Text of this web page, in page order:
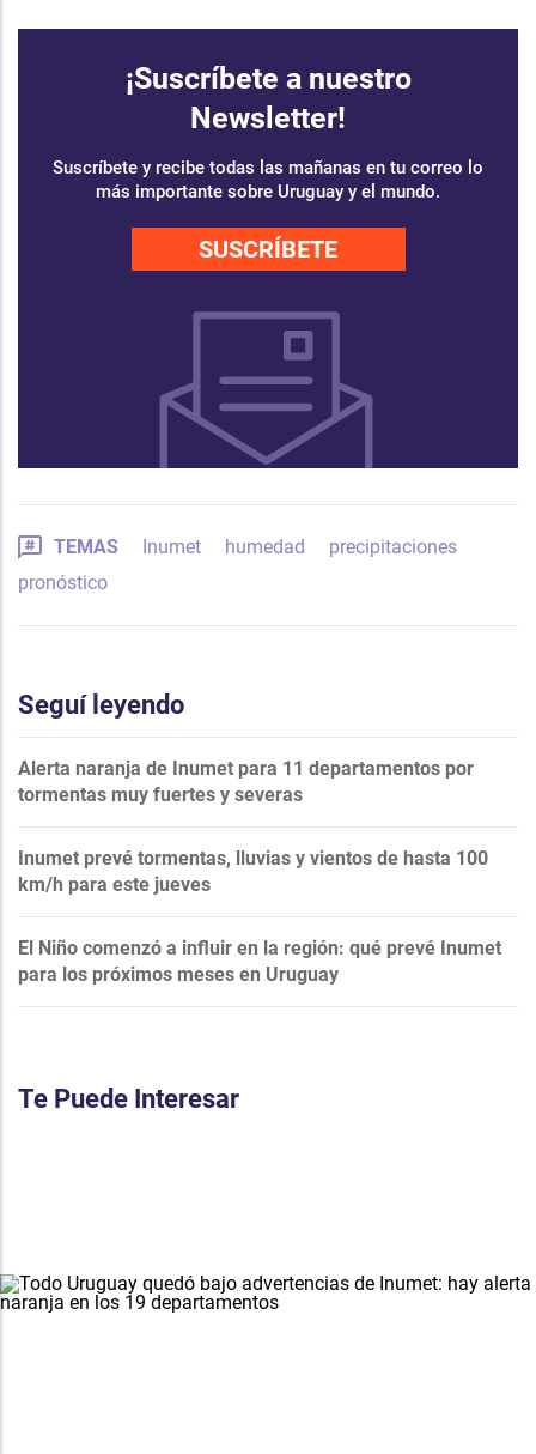
¡Suscríbete a nuestro
Newsletter!
Suscríbete y recibe todas las mañanas en tu correo lo
más importante sobre Uruguay y el mundo.
SUSCRÍBETE
TEMAS Inumet humedad
precipitaciones
pronóstico
Seguí leyendo
Alerta naranja de Inumet para 11 departamentos por
tormentas muy fuertes y severas
Inumet prevé tormentas, lluvias y vientos de hasta 100
km/h para este jueves
El Niño comenzó a influir en la región: qué prevé Inumet
para los próximos meses en Uruguay
Te Puede Interesar